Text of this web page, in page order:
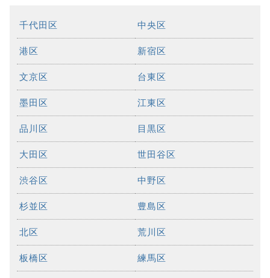
千代田区 中央区
港区 新宿区
文京区 台東区
墨田区 江東区
品川区 目黒区
大田区 世田谷区
渋谷区 中野区
杉並区 豊島区
北区 荒川区
板橋区 練馬区